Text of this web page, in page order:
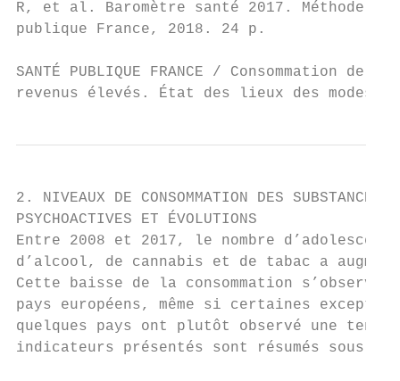
R, et al. Baromètre santé 2017. Méthode
publique France, 2018. 24 p.
SANTÉ PUBLIQUE FRANCE / Consommation
revenus élevés. État des lieux des modes
2. NIVEAUX DE CONSOMMATION DES SUBSTANCES
PSYCHOACTIVES ET ÉVOLUTIONS
Entre 2008 et 2017, le nombre
d’alcool, de cannabis et de tabac a
Cette baisse de la consommation
pays européens, même si certaines
quelques pays ont plutôt observé une
indicateurs présentés sont résumés sous